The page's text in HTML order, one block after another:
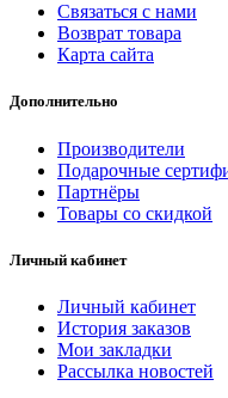
Связаться с нами
Возврат товара
Карта сайта
Дополнительно
Производители
Подарочные
Партнёры
Товары со скидкой
Личный кабинет
Личный кабинет
История заказов
Мои закладки
Рассылка новостей